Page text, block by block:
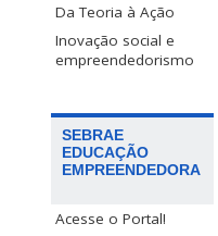
Da Teoria à Ação
Inovação social e
empreendedorismo
SEBRAE
EDUCAÇÃO
EMPREENDEDORA
Acesse o Portal!